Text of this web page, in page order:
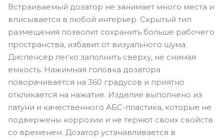
Встраиваемый дозатор не занимает много места и
вписывается в любой интерьер. Скрытый тип
размещения позволит сохранить больше рабочего
пространства, избавит от визуального шума.
Диспенсер легко заполнить сверху, не снимая
емкость. Нажимная головка дозатора
поворачивается на 360 градусов и приятно
откликается на нажатие. Изделие выполнено из
латуни и качественного АБС-пластика, которые не
подвержены коррозии и не теряют своих свойств
со временем. Дозатор устанавливается в